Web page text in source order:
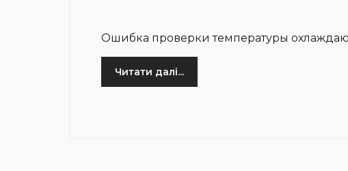
Ошибка проверки температуры
Читати далі...